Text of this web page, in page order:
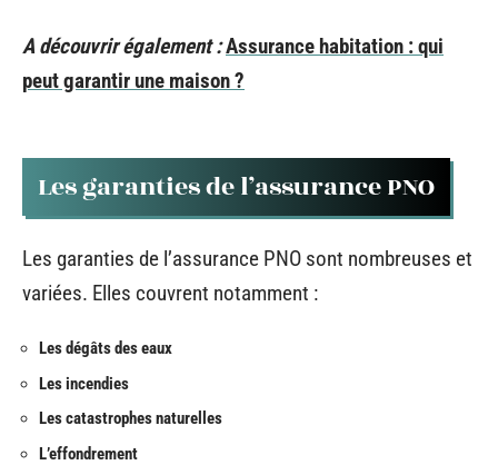
A découvrir également :Assurance habitation : qui
peut garantir une maison ?
Les garanties de l’assurance PNO
Les garanties de l’assurance PNO sont nombreuses et
variées. Elles couvrent notamment :
Les dégâts des eaux
Les incendies
Les catastrophes naturelles
L’effondrement